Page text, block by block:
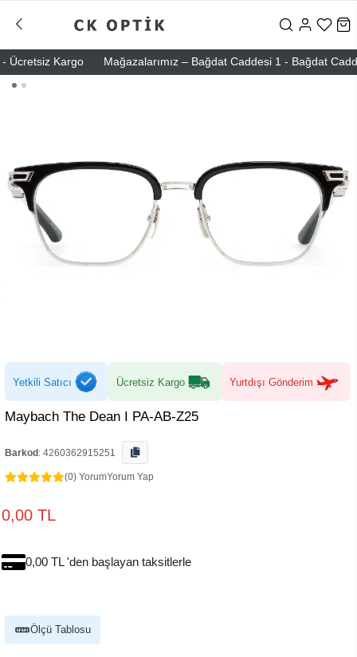
Kargo Mağazalarımız – Bağdat Caddesi 1 - Bağdat
Yetkili Satıcı Ücretsiz Kargo Yurtdışı Gönderim
Maybach The Dean I PA-AB-Z25
Barkod : 4260362915251
(0) YorumYorum Yap
0,00 TL
0,00 TL 'den başlayan taksitlerle
Ölçü Tablosu